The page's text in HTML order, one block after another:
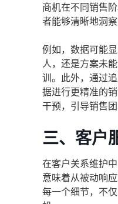
商机在不同销售
者能够清晰地洞
例如，数据可能
人，还是方案未
训。此外，通过
据进行更精准的
干预，引导销售
三、客户
在客户关系维护
意味着从被动响
每一个细节，不